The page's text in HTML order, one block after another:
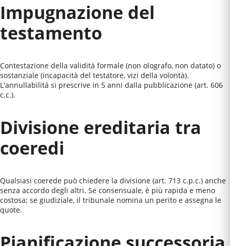
Impugnazione del
testamento
Contestazione della validità formale (non olografo, non datato) o
sostanziale (incapacità del testatore, vizi della volontà).
L'annullabilità si prescrive in 5 anni dalla pubblicazione (art. 606
c.c.).
Divisione ereditaria tra
coeredi
Qualsiasi coerede può chiedere la divisione (art. 713 c.p.c.) anche
senza accordo degli altri. Se consensuale, è più rapida e meno
costosa; se giudiziale, il tribunale nomina un perito e assegna le
quote.